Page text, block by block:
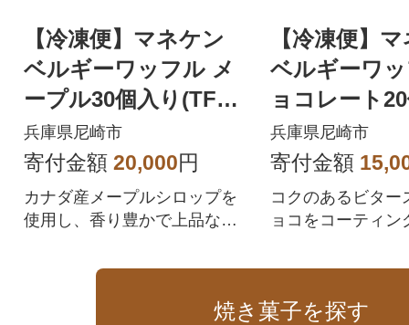
【冷凍便】マネケン
ベルギーワッフル メ
ープル30個入り(TFRB
-M30)
兵庫県尼崎市
寄付金額 20,000円
カナダ産メープルシロップを
使用し、香り豊かで上品な甘
【冷凍便】
ベルギーワ
ョコレート
FRB-Ch20)
兵庫県尼崎市
寄付金額
コクのあるビター
ョコをコーティン
焼き菓子を探す